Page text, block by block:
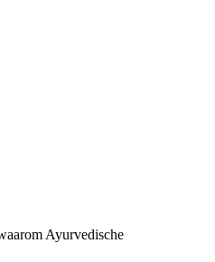
Ayurvedische